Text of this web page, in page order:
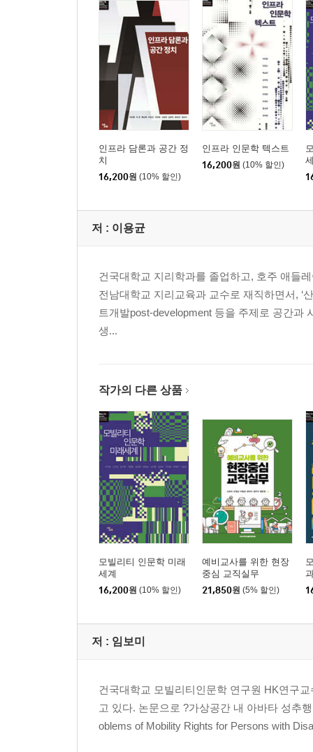
택시 서사의 윤리적 구조: 양석일梁石日의 《택시
택시 드라이버, 양석일
택시, 택시 운전사, 승객의 관계를 통해서 본 택시
이념의 소거, 자이니치 서사의 윤리적 구조
백미러를 통해 바라보는 일본사회, 그리고 윤리적
3부 역사적 (임)모빌리티의 문화와 정치
일제강점기 한센 정책과 미디어의 대중 관리 전략
미쓰다 겐스케의 한센 사업과 한센인
러시아 극동 지역의 떠오르는 중심지, 블라디보스
문화·역사 투어리즘
블라디보스토크 개관
개척리와 신한촌의 문화·역사 투어리즘
초국적 역사문화의 계승과 확산 : 필라델피아와
미국에서의 독립운동
미국에서의 3·1운동 및 임시정부 수립 100주년 기
행사 장소: 기억 공간, 코리아타운, 한인교회
문화적 방법론
재미 한인들의 3·1운동 인식과 100주년 기념행사
미주 한인들의 독립운동 관련 역사 연구 활성화를
인프라 담론과 공간 정
치
16,200원 (10% 할인)
인프라 인문학 텍스트
16,200원 (10% 할인)
저 : 이용균
건국대학교 지리학과를 졸업하고, 호주 애들
전남대학교 지리교육과 교수로 재직하면서, ‘
트개발post-development 등을 주제로 공간과
생...
작가의 다른 상품
모빌리티 인문학 미래
세계
16,200원 (10% 할인)
예비교사를 위한 현장
중심 교직실무
21,850원 (5% 할인)
저 : 임보미
건국대학교 모빌리티인문학 연구원 HK연구
고 있다. 논문으로 ?가상공간 내 아바타 성추
oblems of Mobility Rights for Persons with